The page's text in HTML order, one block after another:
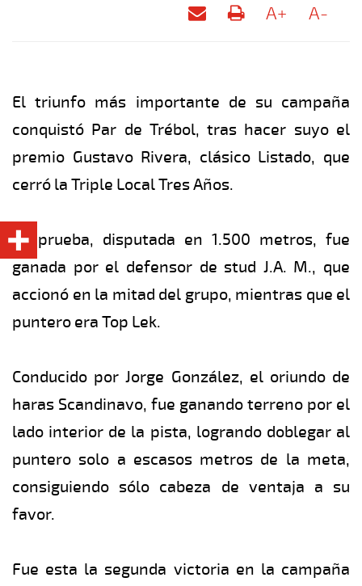
A+ A-
El triunfo más importante de su campaña
conquistó Par de Trébol, tras hacer suyo el
premio Gustavo Rivera, clásico Listado, que
cerró la Triple Local Tres Años.
La prueba, disputada en 1.500 metros, fue
ganada por el defensor de stud J.A. M., que
accionó en la mitad del grupo, mientras que el
puntero era Top Lek.
Conducido por Jorge González, el oriundo de
haras Scandinavo, fue ganando terreno por el
lado interior de la pista, logrando doblegar al
puntero solo a escasos metros de la meta,
consiguiendo sólo cabeza de ventaja a su
favor.
Fue esta la segunda victoria en la campaña